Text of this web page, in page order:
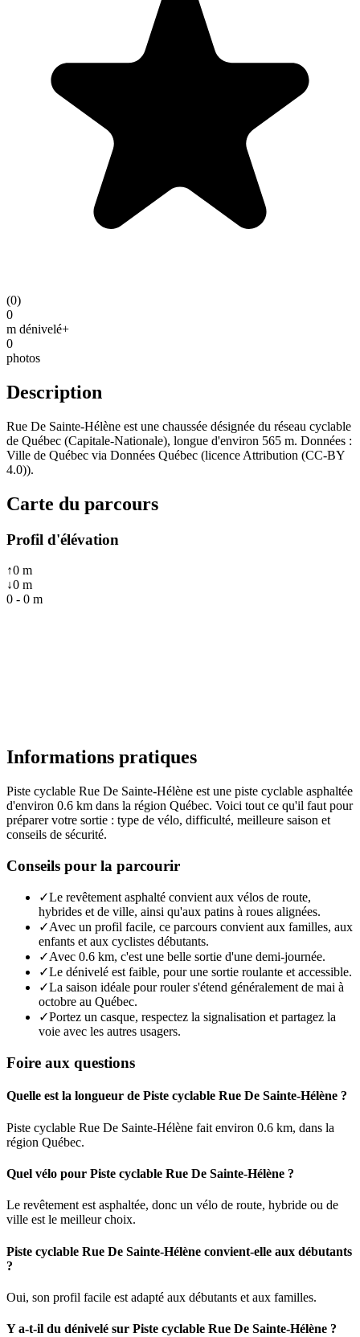
(0)
0
m dénivelé+
0
photos
Description
Rue De Sainte-Hélène est une chaussée désignée du réseau cyclable
de Québec (Capitale-Nationale), longue d'environ 565 m. Données :
Ville de Québec via Données Québec (licence Attribution (CC-BY
4.0)).
Carte du parcours
Profil d'élévation
↑0 m
↓0 m
0 - 0 m
Informations pratiques
Piste cyclable Rue De Sainte-Hélène est une piste cyclable asphaltée
d'environ 0.6 km dans la région Québec. Voici tout ce qu'il faut pour
préparer votre sortie : type de vélo, difficulté, meilleure saison et
conseils de sécurité.
Conseils pour la parcourir
✓Le revêtement asphalté convient aux vélos de route,
hybrides et de ville, ainsi qu'aux patins à roues alignées.
✓Avec un profil facile, ce parcours convient aux familles, aux
enfants et aux cyclistes débutants.
✓Avec 0.6 km, c'est une belle sortie d'une demi-journée.
✓Le dénivelé est faible, pour une sortie roulante et accessible.
✓La saison idéale pour rouler s'étend généralement de mai à
octobre au Québec.
✓Portez un casque, respectez la signalisation et partagez la
voie avec les autres usagers.
Foire aux questions
Quelle est la longueur de Piste cyclable Rue De Sainte-Hélène ?
Piste cyclable Rue De Sainte-Hélène fait environ 0.6 km, dans la
région Québec.
Quel vélo pour Piste cyclable Rue De Sainte-Hélène ?
Le revêtement est asphaltée, donc un vélo de route, hybride ou de
ville est le meilleur choix.
Piste cyclable Rue De Sainte-Hélène convient-elle aux débutants
?
Oui, son profil facile est adapté aux débutants et aux familles.
Y a-t-il du dénivelé sur Piste cyclable Rue De Sainte-Hélène ?